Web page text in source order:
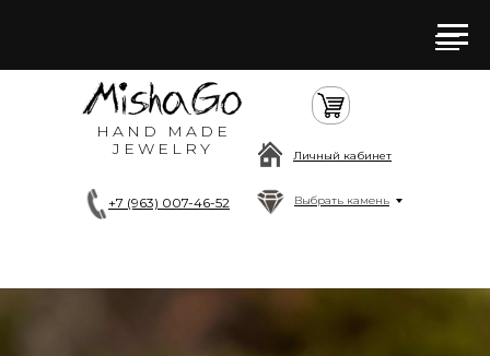
HAND MADE
JEWELRY
+7 (963) 007-46-52 Выбрать камень
Личный кабинет